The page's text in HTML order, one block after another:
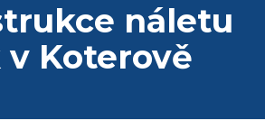
náletu
v Koterově